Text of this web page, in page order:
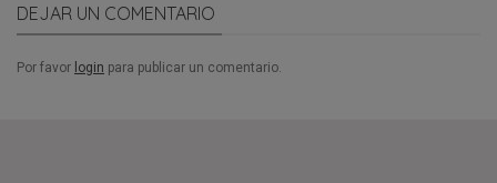
DEJAR UN COMENTARIO
Por favor login para publicar un comentario.